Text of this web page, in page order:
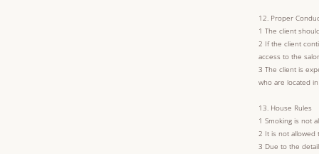
12. Proper
1 The client
2 If the client
access to the
3 The client is
who are located
13. House Rules
1 Smoking is not
2 It is not allowed
3 Due to the